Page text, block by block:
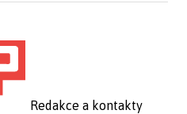
Redakce a kontakty